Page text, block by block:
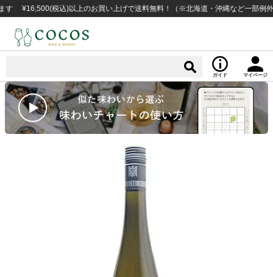
税込)以上のお買い上げで送料無料！（※北海道・沖縄など一部例外地域あ
ガイド マイページ